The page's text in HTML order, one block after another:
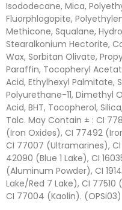
Isododecane, Mica,
Fluorphlogopite,
Methicone, Squalane,
Stearalkonium Hectorite,
Wax, Sorbitan Olivate,
Paraffin, Tocopheryl
Acid, Ethylhexyl Palmitate,
Polyurethane-11, Dimethyl
Acid, BHT, Tocopherol,
Talc. May Contain ± : CI
(Iron Oxides), CI 77492
CI 77007 (Ultramarines),
42090 (Blue 1 Lake), CI
(Aluminum Powder), CI
Lake/Red 7 Lake), CI
CI 77004 (Kaolin). (OPSi03)